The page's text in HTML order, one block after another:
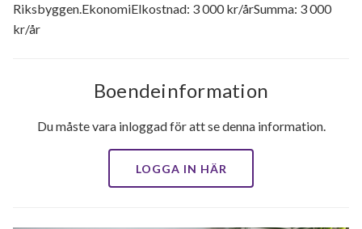
Riksbyggen.EkonomiElkostnad: 3 000 kr/årSumma: 3 000
kr/år
Boendeinformation
Du måste vara inloggad för att se denna information.
LOGGA IN HÄR